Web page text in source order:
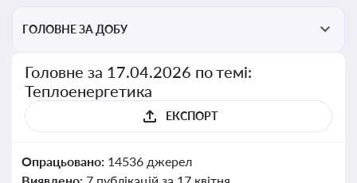
ГОЛОВНЕ ЗА ДОБУ
Головне за 17.04.2026 по темі:
Теплоенергетика
ЕКСПОРТ
Опрацьовано: 14536 джерел